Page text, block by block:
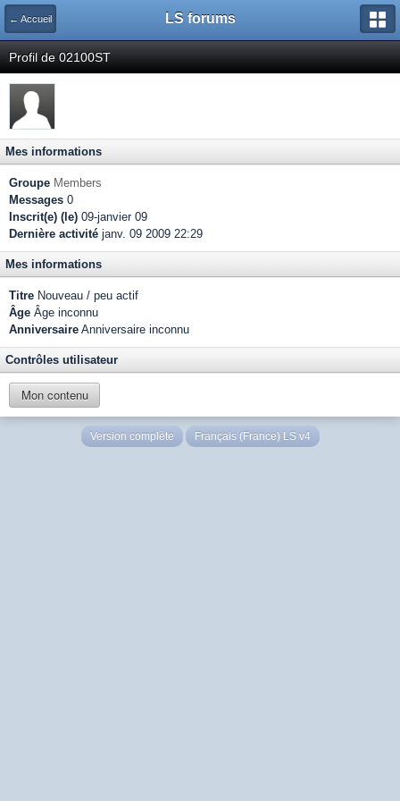
← Accueil LS forums
Profil de 02100ST
Mes informations
Groupe Members
Messages 0
Inscrit(e) (le) 09-janvier 09
Dernière activité janv. 09 2009 22:29
Mes informations
Titre Nouveau / peu actif
Âge Âge inconnu
Anniversaire Anniversaire inconnu
Contrôles utilisateur
Mon contenu
Version complète Français (France) LS v4